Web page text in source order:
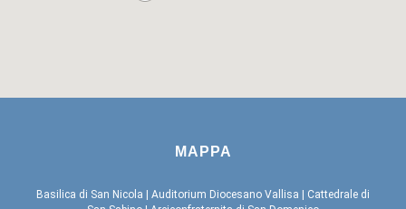
MAPPA
Basilica di San Nicola | Auditorium Diocesano Vallisa | Cattedrale di